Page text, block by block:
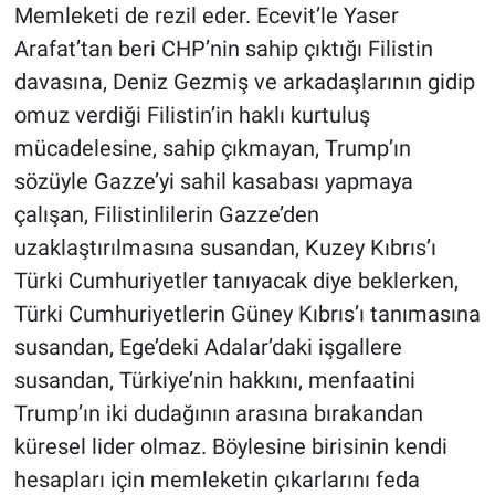
Memleketi de rezil eder. Ecevit’le Yaser
Arafat’tan beri CHP’nin sahip çıktığı Filistin
davasına, Deniz Gezmiş ve arkadaşlarının gidip
omuz verdiği Filistin’in haklı kurtuluş
mücadelesine, sahip çıkmayan, Trump’ın
sözüyle Gazze’yi sahil kasabası yapmaya
çalışan, Filistinlilerin Gazze’den
uzaklaştırılmasına susandan, Kuzey Kıbrıs’ı
Türki Cumhuriyetler tanıyacak diye beklerken,
Türki Cumhuriyetlerin Güney Kıbrıs’ı tanımasına
susandan, Ege’deki Adalar’daki işgallere
susandan, Türkiye’nin hakkını, menfaatini
Trump’ın iki dudağının arasına bırakandan
küresel lider olmaz. Böylesine birisinin kendi
hesapları için memleketin çıkarlarını feda